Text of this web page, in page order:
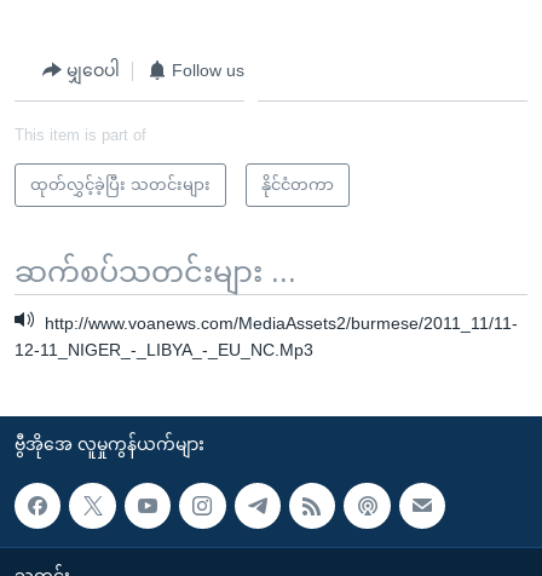
မျှဝေပါ Follow us
This item is part of
ထုတ်လွှင့်ခဲ့ပြီး သတင်းများ နိုင်ငံတကာ
ဆက်စပ်သတင်းများ ...
http://www.voanews.com/MediaAssets2/burmese/2011_11/11-
12-11_NIGER_-_LIBYA_-_EU_NC.Mp3
ဗွီအိုအေ လူမှုကွန်ယက်များ